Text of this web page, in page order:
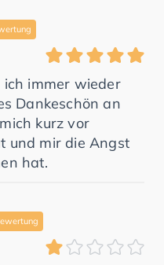
ich immer wieder
Dankeschön an
kurz vor
und mir die Angst
hat.